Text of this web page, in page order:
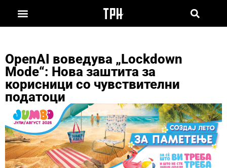
OpenAI воведува „Lockdown
Mode“: Нова заштита за
корисници со чувствителни
податоци